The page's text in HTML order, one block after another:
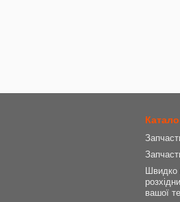
Швидко
вашої